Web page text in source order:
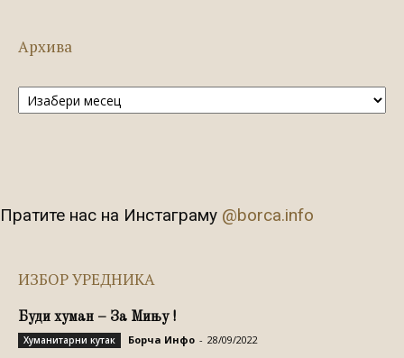
Архива
Архива
Пратите нас на Инстаграму @borca.info
ИЗБОР УРЕДНИКА
Буди хуман – За Мињу !
Хуманитарни кутак Борча Инфо - 28/09/2022